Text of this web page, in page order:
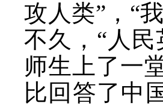
攻人类”，“
不久，“人
师生上了一
比回答了中